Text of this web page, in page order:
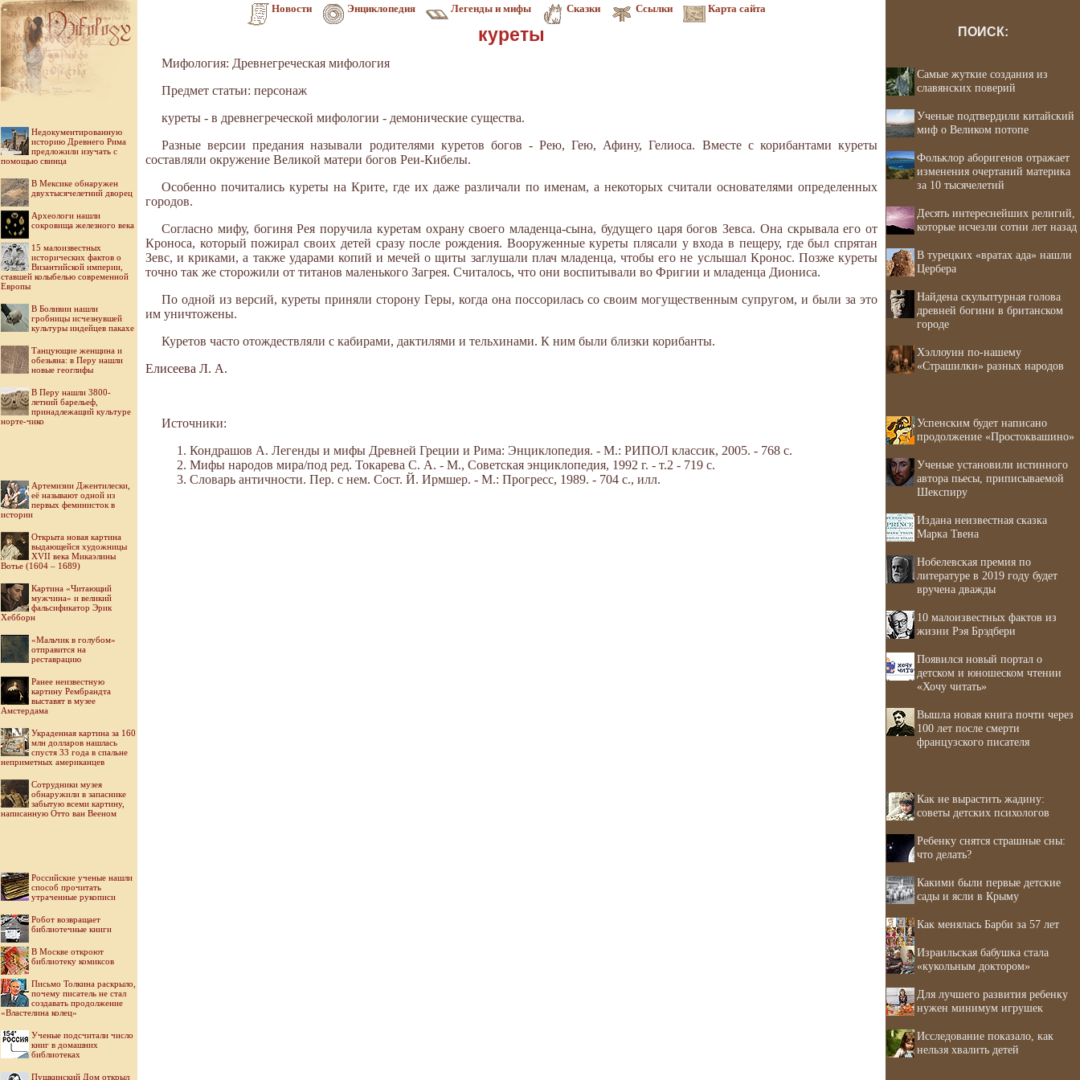
Новости Энциклопедия Легенды и мифы Сказки Ссылки Карта сайта
Недокументированную
историю Древнего Рима
предложили изучать с
помощью свинца
В Мексике обнаружен
двухтысячелетний дворец
Археологи нашли
сокровища железного века
15 малоизвестных
исторических фактов о
Византийской империи,
ставшей колыбелью современной
Европы
В Боливии нашли
гробницы исчезнувшей
культуры индейцев пакахе
Танцующие женщина и
обезьяна: в Перу нашли
новые геоглифы
В Перу нашли 3800-
летний барельеф,
принадлежащий культуре
норте-чико
Артемизии Джентилески,
её называют одной из
первых феминисток в
истории
Открыта новая картина
выдающейся художницы
XVII века Микаэлины
Вотье (1604 – 1689)
Картина «Читающий
мужчина» и великий
фальсификатор Эрик
Хебборн
«Мальчик в голубом»
отправится на
реставрацию
Ранее неизвестную
картину Рембрандта
выставят в музее
Амстердама
Украденная картина за 160
млн долларов нашлась
спустя 33 года в спальне
неприметных американцев
Cотрудники музея
обнаружили в запаснике
забытую всеми картину,
написанную Отто ван Вееном
Российские ученые нашли
способ прочитать
утраченные рукописи
Робот возвращает
библиотечные книги
В Москве откроют
библиотеку комиксов
Письмо Толкина раскрыло,
почему писатель не стал
создавать продолжение
«Властелина колец»
Ученые подсчитали число
книг в домашних
библиотеках
Пушкинский Дом открыл
куреты
Мифология: Древнегреческая мифология
Предмет статьи: персонаж
куреты - в древнегреческой мифологии - демонические существа.
Разные версии предания называли родителями куретов богов - Рею, Гею, Афину, Гелиоса. Вместе с корибантами куреты
составляли окружение Великой матери богов Реи-Кибелы.
Особенно по­читались куреты на Крите, где их даже различали по именам, а некоторых счита­ли основателями определенных
городов.
Согласно мифу, богиня Рея поручила куретам охрану своего младенца-сына, будущего царя богов Зевса. Она скрывала его от
Кроноса, который пожирал своих детей сразу после рождения. Вооруженные куреты плясали у входа в пещеру, где был спрятан
Зевс, и криками, а также ударами копий и мечей о щиты заглушали плач младенца, чтобы его не услышал Кронос. Позже куреты
точно так же сторожили от тита­нов маленького Загрея. Считалось, что они воспитывали во Фригии и младенца Диониса.
По одной из версий, куреты приняли сторону Геры, когда она поссорилась со своим могущественным супругом, и были за это
им уничтожены.
Куретов часто отождествляли с кабирами, дакти­лями и тельхинами. К ним были близки корибанты.
Елисеева Л. А.
Источники:
Кондрашов А. Легенды и мифы Древней Греции и Рима: Энциклопедия. - М.: РИПОЛ классик, 2005. - 768 с.
Мифы народов мира/под ред. Токарева С. А. - М., Советская энциклопедия, 1992 г. - т.2 - 719 с.
Словарь античности. Пер. с нем. Сост. Й. Ирмшер. - М.: Прогресс, 1989. - 704 с., илл.
ПОИСК:
Самые жуткие создания из
славянских поверий
Ученые подтвердили китайский
миф о Великом потопе
Фольклор аборигенов отражает
изменения очертаний материка
за 10 тысячелетий
Десять интереснейших религий,
которые исчезли сотни лет назад
В турецких «вратах ада» нашли
Цербера
Найдена скульптурная голова
древней богини в британском
городе
Хэллоуин по-нашему
«Страшилки» разных народов
Успенским будет написано
продолжение «Простоквашино»
Ученые установили истинного
автора пьесы, приписываемой
Шекспиру
Издана неизвестная сказка
Марка Твена
Нобелевская премия по
литературе в 2019 году будет
вручена дважды
10 малоизвестных фактов из
жизни Рэя Брэдбери
Появился новый портал о
детском и юношеском чтении
«Хочу читать»
Вышла новая книга почти через
100 лет после смерти
французского писателя
Как не вырастить жадину:
советы детских психологов
Ребенку снятся страшные сны:
что делать?
Какими были первые детские
сады и ясли в Крыму
Как менялась Барби за 57 лет
Израильская бабушка стала
«кукольным доктором»
Для лучшего развития ребенку
нужен минимум игрушек
Исследование показало, как
нельзя хвалить детей